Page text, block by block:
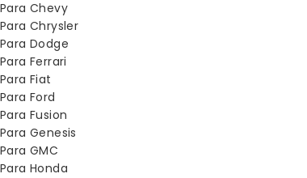
Para Chevy
Para Chrysler
Para Dodge
Para Ferrari
Para Fiat
Para Ford
Para Fusion
Para Genesis
Para GMC
Para Honda